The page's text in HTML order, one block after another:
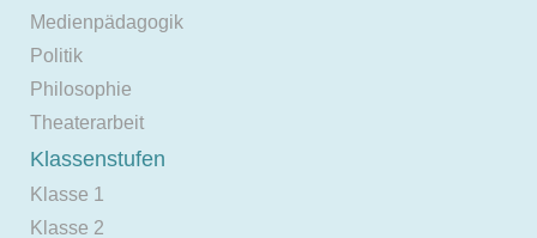
Medienpädagogik
Politik
Philosophie
Theaterarbeit
Klassenstufen
Klasse 1
Klasse 2